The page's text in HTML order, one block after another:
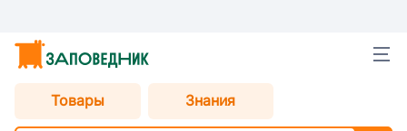
Товары Знания